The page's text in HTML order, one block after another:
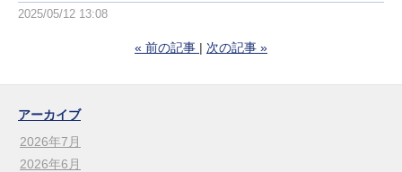
2025/05/12 13:08
« 前の記事 次の記事 »
アーカイブ
2026年7月
2026年6月